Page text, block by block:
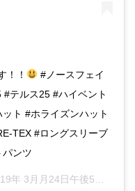
！！
#ノースフェイ
テルス25 #ハイベント
ト #ホライズンハット
TEX #ロングスリーブ
パンツ
年 3月月24日午後5時09分PDT